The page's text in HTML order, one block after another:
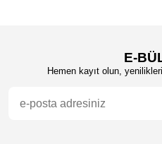
E-
Hemen kayıt olun,